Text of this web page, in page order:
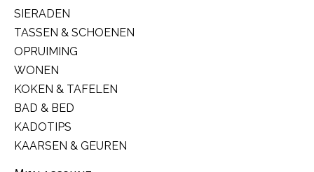
SIERADEN
TASSEN & SCHOENEN
OPRUIMING
WONEN
KOKEN & TAFELEN
BAD & BED
KADOTIPS
KAARSEN & GEUREN